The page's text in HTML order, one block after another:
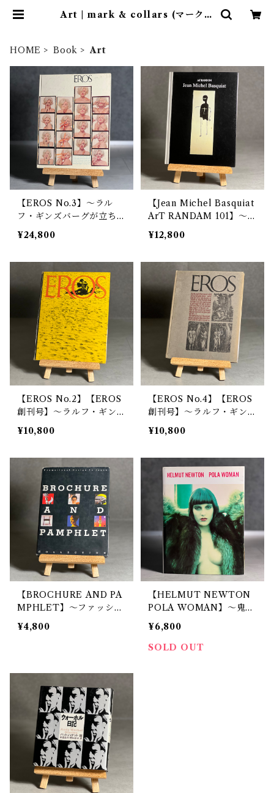
Art | mark & collars (マークア
HOME Book Art
【EROS No.3】〜ラル
フ・ギンズバーグが立ち上
げた幻の雑誌にしてマリリ
ンモンローの遺作〜
¥24,800
【Jean Michel Basquiat
ArT RANDAM 101】〜気
鋭のアーティストを集めた
アートランダム第101巻、
¥12,800
【EROS No.2】【EROS
創刊号】〜ラルフ・ギンズ
バーグ、ハーブ・ルバリン
のコンビが立ち上げた幻の
¥10,800
【EROS No.4】【EROS
創刊号】〜ラルフ・ギンズ
バーグ、ハーブ・ルバリン
のコンビが立ち上げた幻の
¥10,800
【BROCHURE AND PA
MPHLET】〜ファッショ
ンやインテリアなど16業
種のパンフレット、カタロ
¥4,800
【HELMUT NEWTON
POLA WOMAN】〜鬼才
ヘルムート・ニュートンが
美を追求した写真集〜
¥6,800
SOLD OUT